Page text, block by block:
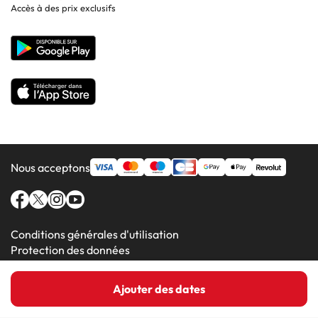
Ajouter des dates
Hôtels à Lluchmajor
Hôtels en Grenade
Site corporate
Accès à des prix exclusifs
Nous acceptons
Conditions générales d'utilisation
Protection des données
Amimir.com (C) 2016-2026 - Viajes Para Ti S.L.U